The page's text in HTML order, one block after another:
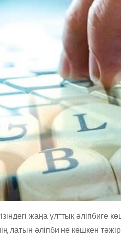
жаңа ұлттық әліпбиге
әліпбиіне көшкен